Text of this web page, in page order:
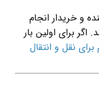
و خریدار انجام
اگر برای اولین بار
برای نقل و انتقال